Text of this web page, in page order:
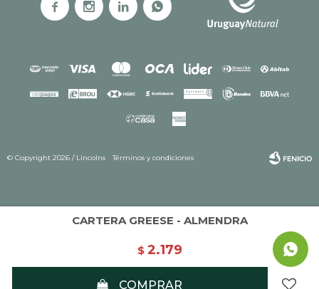
CARTERA GREESE - ALMENDRA
$ 2.179
COMPRAR
   
© Copyright 2026 / Lincolns Términos y condiciones
Fenicio